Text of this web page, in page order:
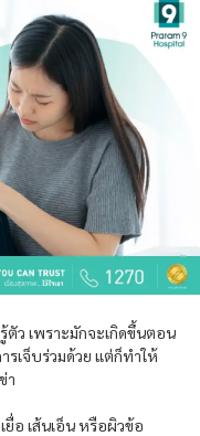
ตัว เพราะมักจะเกิดขึ้นตอน
รเจ็บร่วมด้วย แต่ก็ทำให้
า
ยื่อ เส้นเอ็น หรือผิวข้อ